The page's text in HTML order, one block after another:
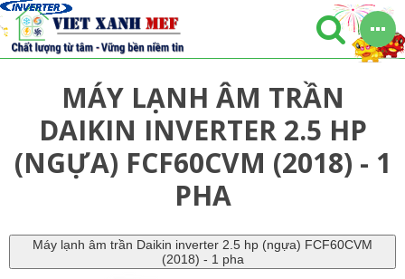
MÁY LẠNH ÂM TRẦN
DAIKIN INVERTER 2.5 HP
(NGỰA) FCF60CVM (2018) - 1
PHA
Máy lạnh âm trần Daikin inverter 2.5 hp (ngựa) FCF60CVM
(2018) - 1 pha